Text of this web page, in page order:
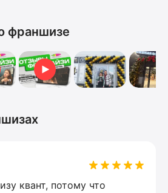
франшизе
Видеоотзыв
квант, потому что